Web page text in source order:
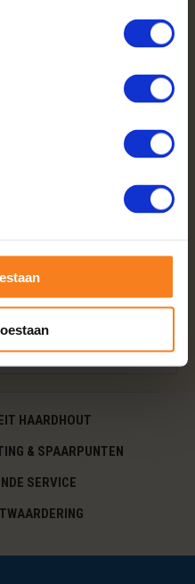
handige grootverpakking:
of kachel.
HAARDHOUT
& SPAARPUNTEN
SERVICE